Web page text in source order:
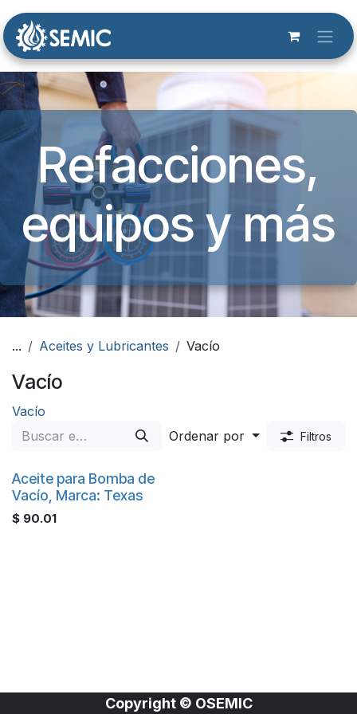
Ir al contenido
Refacciones,
equipos y más​
... Aceites y Lubricantes Vacío
Vacío
Vacío
Ordenar por
Filtros
Aceite para Bomba de
Vacío, Marca: Texas
$ 90.01
Copyright © OSEMIC